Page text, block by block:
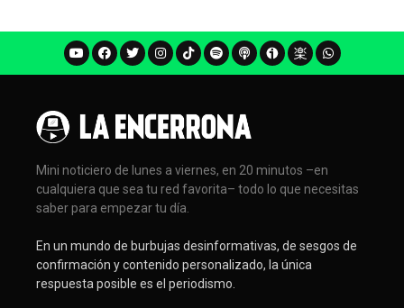
Mini noticiero de lunes a viernes, en 20 minutos –en
cualquiera que sea tu red favorita– todo lo que necesitas
saber para empezar tu día.
En un mundo de burbujas desinformativas, de sesgos de
confirmación y contenido personalizado, la única
respuesta posible es el periodismo.